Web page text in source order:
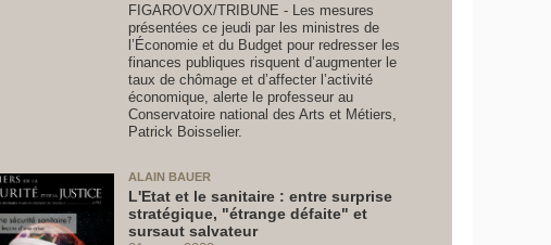
FIGAROVOX/TRIBUNE - Les mesures
présentées ce jeudi par les ministres de
l’Économie et du Budget pour redresser les
finances publiques risquent d’augmenter le
taux de chômage et d’affecter l’activité
économique, alerte le professeur au
Conservatoire national des Arts et Métiers,
Patrick Boisselier.
ALAIN BAUER
L'Etat et le sanitaire : entre surprise
stratégique, "étrange défaite" et
sursaut salvateur